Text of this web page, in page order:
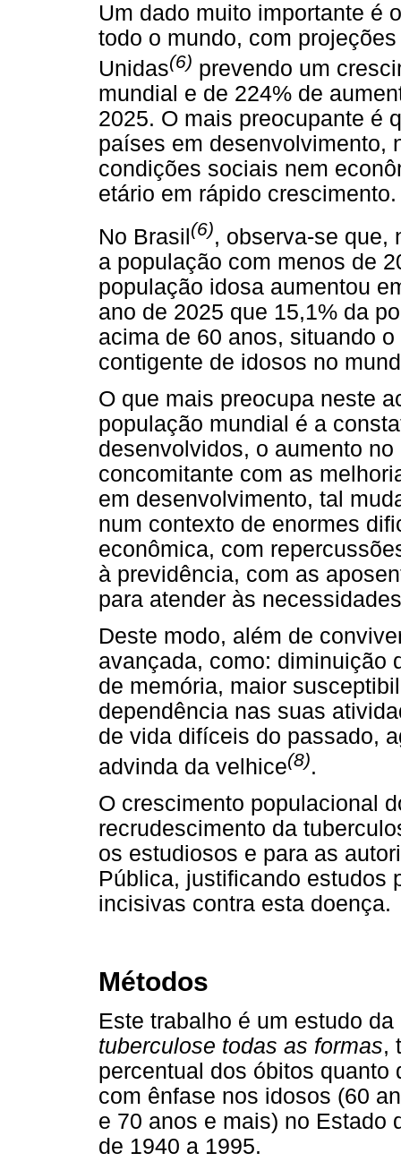
Um dado muito importante é
todo o mundo, com
Unidas(6) prevendo um
mundial e de 224% de
2025. O mais preocupante é
países em desenvolvimento,
condições sociais nem
etário em rápido crescimento.
No Brasil(6), observa-se que,
a população com menos de
população idosa aumentou
ano de 2025 que 15,1% da
acima de 60 anos, situando
contigente de idosos no
O que mais preocupa neste
população mundial é a
desenvolvidos, o aumento
concomitante com as
em desenvolvimento, tal
num contexto de enormes
econômica, com
à previdência, com as
para atender às
Deste modo, além de
avançada, como: diminuição
de memória, maior
dependência nas suas
de vida difíceis do passado,
advinda da velhice(8).
O crescimento populacional
recrudescimento da
os estudiosos e para as
Pública, justificando estudos
incisivas contra esta doença.
Métodos
Este trabalho é um estudo
tuberculose todas as formas,
percentual dos óbitos
com ênfase nos idosos (60
e 70 anos e mais) no Estado
de 1940 a 1995.